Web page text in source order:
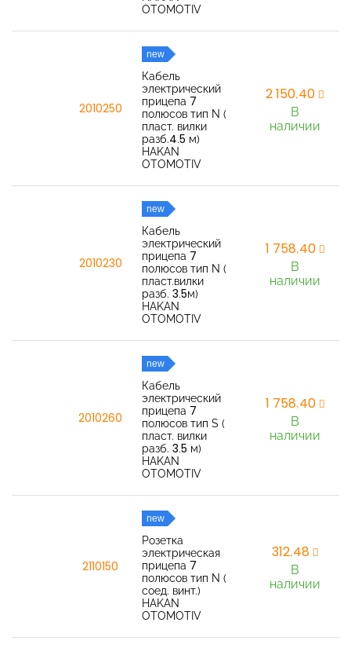
OTOMOTIV
2010250
new
Кабель
электрический
прицепа 7
полюсов тип N (
пласт. вилки
разб.4.5 м)
HAKAN
OTOMOTIV
2 150,40
В
наличии
2010230
new
Кабель
электрический
прицепа 7
полюсов тип N (
пласт.вилки
разб. 3.5м)
HAKAN
OTOMOTIV
1 758,40
В
наличии
2010260
new
Кабель
электрический
прицепа 7
полюсов тип S (
пласт. вилки
разб. 3.5 м)
HAKAN
OTOMOTIV
1 758,40
В
наличии
2110150
new
Розетка
электрическая
прицепа 7
полюсов тип N (
соед. винт.)
HAKAN
OTOMOTIV
312,48
В
наличии